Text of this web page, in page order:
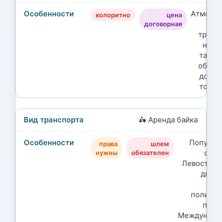
колоритно
цена
договорная
но
до
🛵 Аренда байка
права
нужны
шлем
обязателен